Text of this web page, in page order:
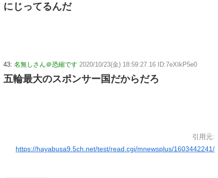
にじってるんだ
43: 名無しさん＠恐縮です 2020/10/23(金) 18:59:27.16 ID:7eXIkP5e0
五輪最大のスポンサー国だからだろ
引用元:
https://hayabusa9.5ch.net/test/read.cgi/mnewsplus/1603442241/